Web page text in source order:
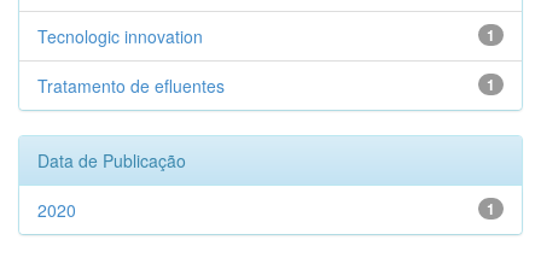
1
Tecnologic innovation
1
Tratamento de efluentes
Data de Publicação
1
2020